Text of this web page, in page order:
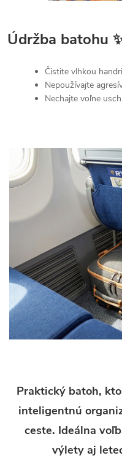
Údržba batohu
Čistite vlhkou
Nepoužívajte
Nechajte voľne
Praktický batoh,
inteligentnú
ceste. Ideálna
výlety aj